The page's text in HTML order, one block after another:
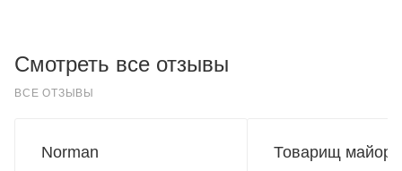
Смотреть все отзывы
ВСЕ ОТЗЫВЫ
Norman Товарищ майор.